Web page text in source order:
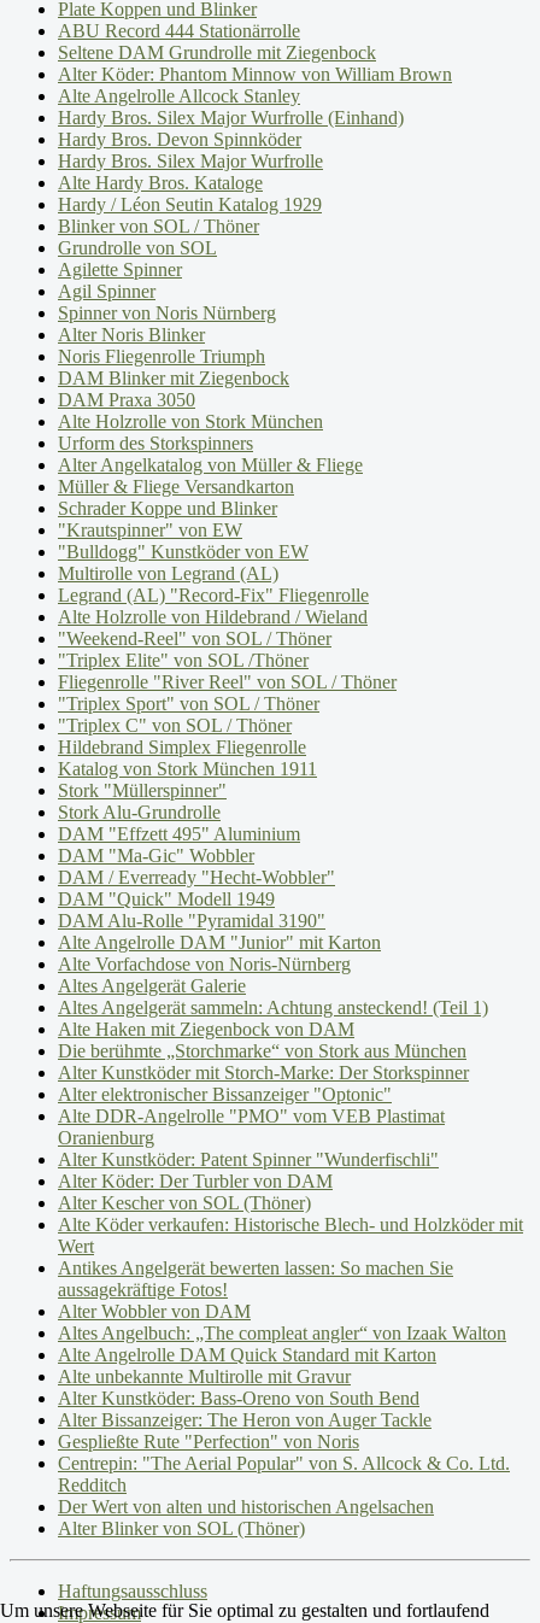
Plate Koppen und Blinker
ABU Record 444 Stationärrolle
Seltene DAM Grundrolle mit Ziegenbock
Alter Köder: Phantom Minnow von William Brown
Alte Angelrolle Allcock Stanley
Hardy Bros. Silex Major Wurfrolle (Einhand)
Hardy Bros. Devon Spinnköder
Hardy Bros. Silex Major Wurfrolle
Alte Hardy Bros. Kataloge
Hardy / Léon Seutin Katalog 1929
Blinker von SOL / Thöner
Grundrolle von SOL
Agilette Spinner
Agil Spinner
Spinner von Noris Nürnberg
Alter Noris Blinker
Noris Fliegenrolle Triumph
DAM Blinker mit Ziegenbock
DAM Praxa 3050
Alte Holzrolle von Stork München
Urform des Storkspinners
Alter Angelkatalog von Müller & Fliege
Müller & Fliege Versandkarton
Schrader Koppe und Blinker
"Krautspinner" von EW
"Bulldogg" Kunstköder von EW
Multirolle von Legrand (AL)
Legrand (AL) "Record-Fix" Fliegenrolle
Alte Holzrolle von Hildebrand / Wieland
"Weekend-Reel" von SOL / Thöner
"Triplex Elite" von SOL /Thöner
Fliegenrolle "River Reel" von SOL / Thöner
"Triplex Sport" von SOL / Thöner
"Triplex C" von SOL / Thöner
Hildebrand Simplex Fliegenrolle
Katalog von Stork München 1911
Stork "Müllerspinner"
Stork Alu-Grundrolle
DAM "Effzett 495" Aluminium
DAM "Ma-Gic" Wobbler
DAM / Everready "Hecht-Wobbler"
DAM "Quick" Modell 1949
DAM Alu-Rolle "Pyramidal 3190"
Alte Angelrolle DAM "Junior" mit Karton
Alte Vorfachdose von Noris-Nürnberg
Altes Angelgerät Galerie
Altes Angelgerät sammeln: Achtung ansteckend! (Teil 1)
Alte Haken mit Ziegenbock von DAM
Die berühmte „Storchmarke“ von Stork aus München
Alter Kunstköder mit Storch-Marke: Der Storkspinner
Alter elektronischer Bissanzeiger "Optonic"
Alte DDR-Angelrolle "PMO" vom VEB Plastimat
Oranienburg
Alter Kunstköder: Patent Spinner "Wunderfischli"
Alter Köder: Der Turbler von DAM
Alter Kescher von SOL (Thöner)
Alte Köder verkaufen: Historische Blech- und Holzköder mit
Wert
Antikes Angelgerät bewerten lassen: So machen Sie
aussagekräftige Fotos!
Alter Wobbler von DAM
Altes Angelbuch: „The compleat angler“ von Izaak Walton
Alte Angelrolle DAM Quick Standard mit Karton
Alte unbekannte Multirolle mit Gravur
Alter Kunstköder: Bass-Oreno von South Bend
Alter Bissanzeiger: The Heron von Auger Tackle
Gespließte Rute "Perfection" von Noris
Centrepin: "The Aerial Popular" von S. Allcock & Co. Ltd.
Redditch
Der Wert von alten und historischen Angelsachen
Alter Blinker von SOL (Thöner)
Haftungsausschluss
Impressum
Um unsere Webseite für Sie optimal zu gestalten und fortlaufend